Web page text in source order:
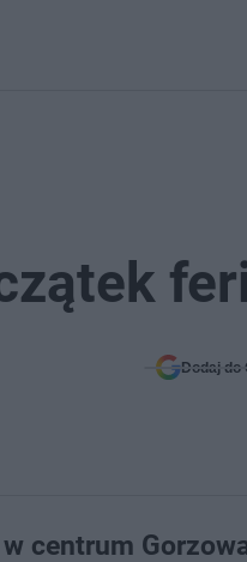
Dodaj do
centrum